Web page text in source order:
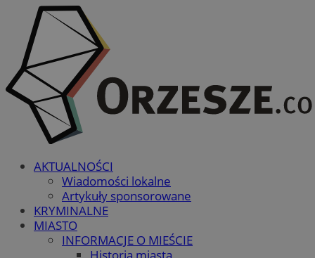
AKTUALNOŚCI
Wiadomości lokalne
Artykuły sponsorowane
KRYMINALNE
MIASTO
INFORMACJE O MIEŚCIE